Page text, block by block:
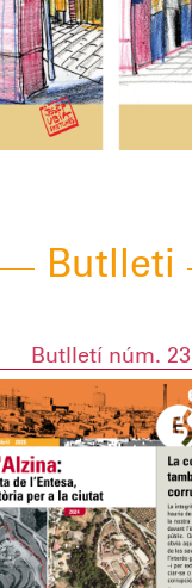
Butlleti
Butlletí núm. 23